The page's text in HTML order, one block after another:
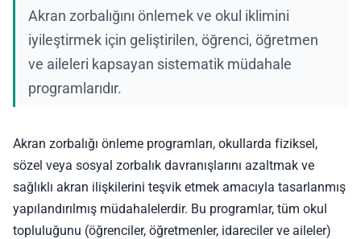
Akran zorbalığını önlemek ve okul iklimini
iyileştirmek için geliştirilen, öğrenci, öğretmen
ve aileleri kapsayan sistematik müdahale
programlarıdır.
Akran zorbalığı önleme programları, okullarda fiziksel,
sözel veya sosyal zorbalık davranışlarını azaltmak ve
sağlıklı akran ilişkilerini teşvik etmek amacıyla tasarlanmış
yapılandırılmış müdahalelerdir. Bu programlar, tüm okul
topluluğunu (öğrenciler, öğretmenler, idareciler ve aileler)